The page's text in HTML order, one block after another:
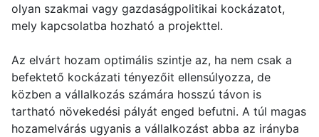
olyan szakmai vagy gazdaságpolitikai kockázatot,
mely kapcsolatba hozható a projekttel.
Az elvárt hozam optimális szintje az, ha nem csak a
befektető kockázati tényezőit ellensúlyozza, de
közben a vállalkozás számára hosszú távon is
tartható növekedési pályát enged befutni. A túl magas
hozamelvárás ugyanis a vállalkozást abba az irányba